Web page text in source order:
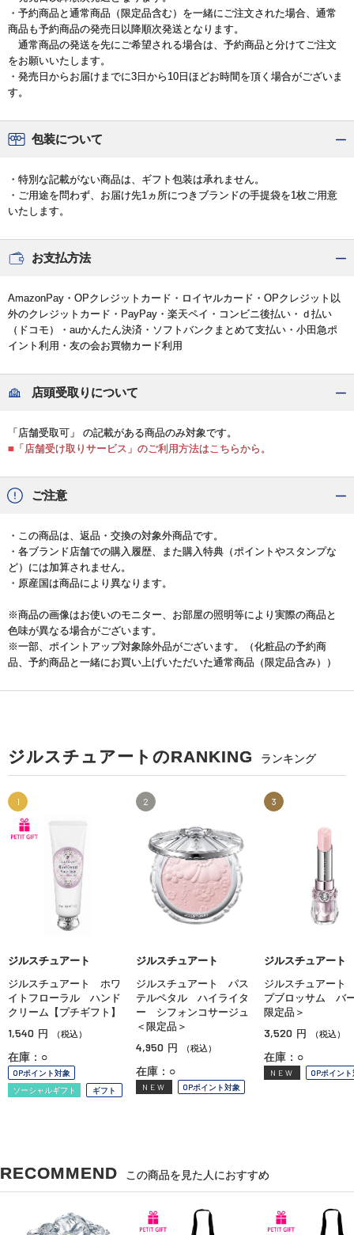
・予約商品と通常商品（限定品含む）を一緒にご注文された場合、通常
商品も予約商品の発売日以降順次発送となります。
通常商品の発送を先にご希望される場合は、予約商品と分けてご注文
をお願いいたします。
・発売日からお届けまでに3日から10日ほどお時間を頂く場合がございま
す。
包装について
・特別な記載がない商品は、ギフト包装は承れません。
・ご用途を問わず、お届け先1ヵ所につきブランドの手提袋を1枚ご用意
いたします。
お支払方法
AmazonPay・OPクレジットカード・ロイヤルカード・OPクレジット以
外のクレジットカード・PayPay・楽天ペイ・コンビニ後払い・ｄ払い
（ドコモ）・auかんたん決済・ソフトバンクまとめて支払い・小田急ポ
イント利用・友の会お買物カード利用
店頭受取りについて
「店舗受取可」 の記載がある商品のみ対象です。
■「店舗受け取りサービス」のご利用方法はこちらから。
ご注意
・この商品は、返品・交換の対象外商品です。
・各ブランド店舗での購入履歴、また購入特典（ポイントやスタンプな
ど）には加算されません。
・原産国は商品により異なります。
※商品の画像はお使いのモニター、お部屋の照明等により実際の商品と
色味が異なる場合がございます。
※一部、ポイントアップ対象除外品がございます。（化粧品の予約商
品、予約商品と一緒にお買い上げいただいた通常商品（限定品含み））
ジルスチュアートのRANKING ランキング
1
ジルスチュアート
ジルスチュアート ホワ
イトフローラル ハンド
クリーム【プチギフト】
1,540 円 （税込）
在庫：○
OPポイント対象
ソーシャルギフト
ギフト
2
ジルスチュアート
ジルスチュアート パス
テルペタル ハイライタ
ー シフォンコサージュ
＜限定品＞
4,950 円 （税込）
在庫：○
NEW OPポイント対象
3
ジルスチュアート
ジルスチュアー
プブロッサム バ
限定品＞
3,520 円 （税込）
在庫：○
NEW OPポイン
RECOMMEND この商品を見た人におすすめ